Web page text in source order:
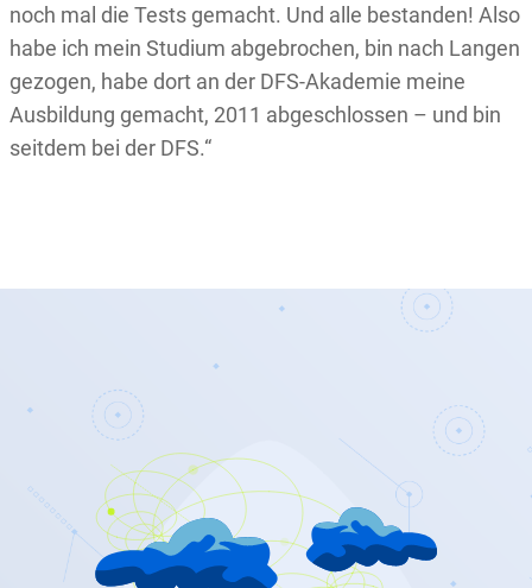
noch mal die Tests gemacht. Und alle bestanden! Also
habe ich mein Studium abgebrochen, bin nach Langen
gezogen, habe dort an der DFS-Akademie meine
Ausbildung gemacht, 2011 abgeschlossen – und bin
seitdem bei der DFS.“